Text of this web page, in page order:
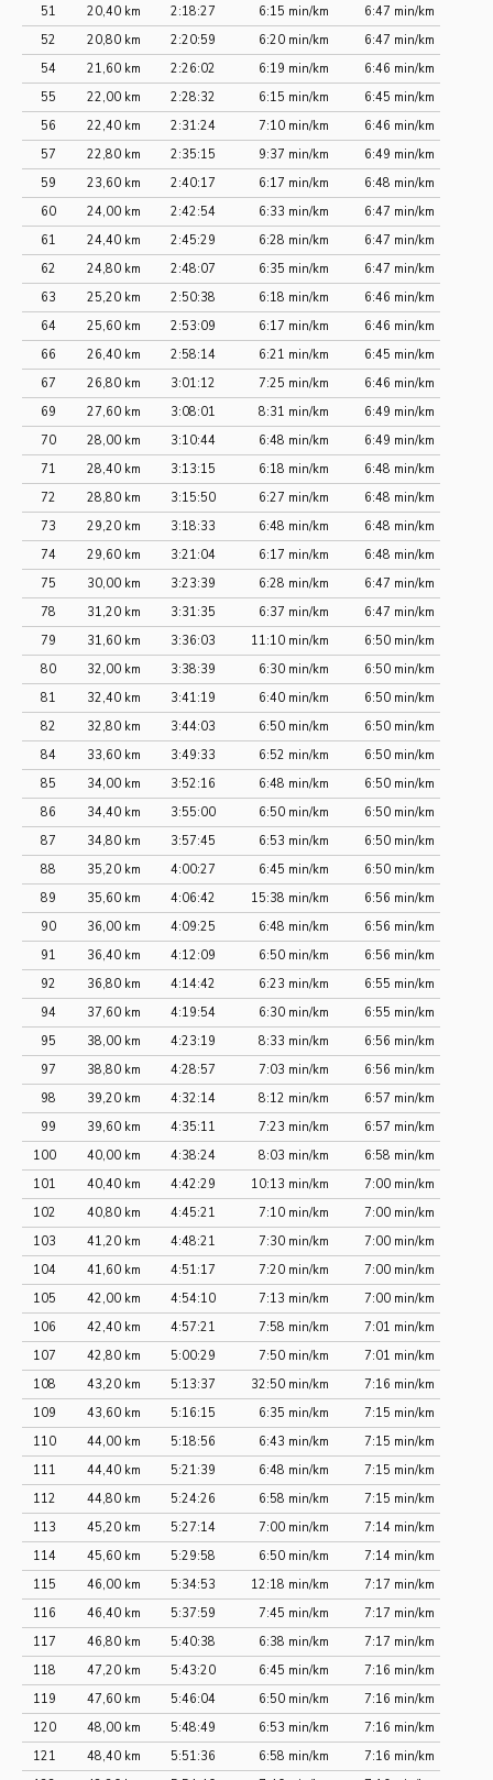
51
20,40 km 2:18:27 6:15 min/km
6:47 min/km
52
20,80 km 2:20:59 6:20 min/km
6:47 min/km
54
21,60 km 2:26:02 6:19 min/km
6:46 min/km
55
22,00 km 2:28:32 6:15 min/km
6:45 min/km
56
22,40 km 2:31:24 7:10 min/km
6:46 min/km
57
22,80 km 2:35:15 9:37 min/km
6:49 min/km
59
23,60 km 2:40:17 6:17 min/km
6:48 min/km
60
24,00 km 2:42:54 6:33 min/km
6:47 min/km
61
24,40 km 2:45:29 6:28 min/km
6:47 min/km
62
24,80 km 2:48:07 6:35 min/km
6:47 min/km
63
25,20 km 2:50:38 6:18 min/km
6:46 min/km
64
25,60 km 2:53:09 6:17 min/km
6:46 min/km
66
26,40 km 2:58:14 6:21 min/km
6:45 min/km
67
26,80 km 3:01:12 7:25 min/km
6:46 min/km
69
27,60 km 3:08:01 8:31 min/km
6:49 min/km
70
28,00 km 3:10:44 6:48 min/km
6:49 min/km
71
28,40 km 3:13:15 6:18 min/km
6:48 min/km
72
28,80 km 3:15:50 6:27 min/km
6:48 min/km
73
29,20 km 3:18:33 6:48 min/km
6:48 min/km
74
29,60 km 3:21:04 6:17 min/km
6:48 min/km
75
30,00 km 3:23:39 6:28 min/km
6:47 min/km
78
31,20 km 3:31:35 6:37 min/km
6:47 min/km
79
31,60 km 3:36:03 11:10 min/km
6:50 min/km
80
32,00 km 3:38:39 6:30 min/km
6:50 min/km
81
32,40 km 3:41:19 6:40 min/km
6:50 min/km
82
32,80 km 3:44:03 6:50 min/km
6:50 min/km
84
33,60 km 3:49:33 6:52 min/km
6:50 min/km
85
34,00 km 3:52:16 6:48 min/km
6:50 min/km
86
34,40 km 3:55:00 6:50 min/km
6:50 min/km
87
34,80 km 3:57:45 6:53 min/km
6:50 min/km
88
35,20 km 4:00:27 6:45 min/km
6:50 min/km
89
35,60 km 4:06:42 15:38 min/km
6:56 min/km
90
36,00 km 4:09:25 6:48 min/km
6:56 min/km
91
36,40 km 4:12:09 6:50 min/km
6:56 min/km
92
36,80 km 4:14:42 6:23 min/km
6:55 min/km
94
37,60 km 4:19:54 6:30 min/km
6:55 min/km
95
38,00 km 4:23:19 8:33 min/km
6:56 min/km
97
38,80 km 4:28:57 7:03 min/km
6:56 min/km
98
39,20 km 4:32:14 8:12 min/km
6:57 min/km
99
39,60 km 4:35:11 7:23 min/km
6:57 min/km
100
40,00 km 4:38:24 8:03 min/km
6:58 min/km
101
40,40 km 4:42:29 10:13 min/km
7:00 min/km
102
40,80 km 4:45:21 7:10 min/km
7:00 min/km
103
41,20 km 4:48:21 7:30 min/km
7:00 min/km
104
41,60 km 4:51:17 7:20 min/km
7:00 min/km
105
42,00 km 4:54:10 7:13 min/km
7:00 min/km
106
42,40 km 4:57:21 7:58 min/km
7:01 min/km
107
42,80 km 5:00:29 7:50 min/km
7:01 min/km
108
43,20 km 5:13:37 32:50 min/km
7:16 min/km
109
43,60 km 5:16:15 6:35 min/km
7:15 min/km
110
44,00 km 5:18:56 6:43 min/km
7:15 min/km
111
44,40 km 5:21:39 6:48 min/km
7:15 min/km
112
44,80 km 5:24:26 6:58 min/km
7:15 min/km
113
45,20 km 5:27:14 7:00 min/km
7:14 min/km
114
45,60 km 5:29:58 6:50 min/km
7:14 min/km
115
46,00 km 5:34:53 12:18 min/km
7:17 min/km
116
46,40 km 5:37:59 7:45 min/km
7:17 min/km
117
46,80 km 5:40:38 6:38 min/km
7:17 min/km
118
47,20 km 5:43:20 6:45 min/km
7:16 min/km
119
47,60 km 5:46:04 6:50 min/km
7:16 min/km
120
48,00 km 5:48:49 6:53 min/km
7:16 min/km
121
48,40 km 5:51:36 6:58 min/km
7:16 min/km